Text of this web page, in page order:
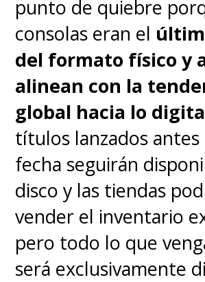
punto de quiebre
consolas eran el
del formato físico y
alinean con la
global hacia lo
títulos lanzados antes
fecha seguirán
disco y las tiendas
vender el inventario
pero todo lo que
será exclusivamente